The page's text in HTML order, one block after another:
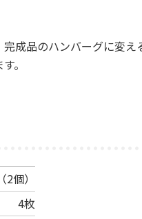
成品のハンバーグに変え
。
個）
4枚